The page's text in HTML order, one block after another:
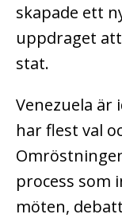
skapade ett
uppdraget
stat.
Venezuela är
har flest val
process som
möten,